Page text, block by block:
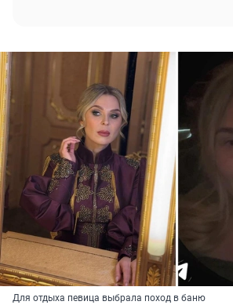
Для отдыха певица выбрала поход в баню